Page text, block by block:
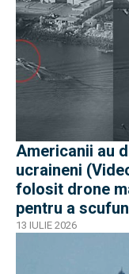
Americanii au
ucraineni
folosit drone
pentru a
iraniene
13 IULIE 2026